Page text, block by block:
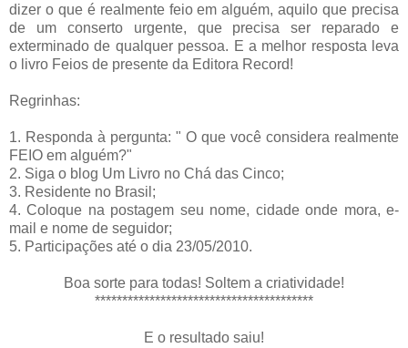
dizer o que é realmente feio em alguém, aquilo que precisa
de um conserto urgente, que precisa ser reparado e
exterminado de qualquer pessoa. E a melhor resposta leva
o livro Feios de presente da Editora Record!
Regrinhas:
1. Responda à pergunta: " O que você considera realmente
FEIO em alguém?"
2. Siga o blog Um Livro no Chá das Cinco;
3. Residente no Brasil;
4. Coloque na postagem seu nome, cidade onde mora, e-
mail e nome de seguidor;
5. Participações até o dia 23/05/2010.
Boa sorte para todas! Soltem a criatividade!
****************************************
E o resultado saiu!